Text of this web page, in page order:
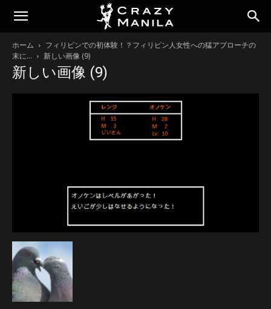
ホーム
フィリピンでの初体験！？フィリピン人女性への猛アプローチの
末に…
新しい画像 (9)
新しい画像 (9)